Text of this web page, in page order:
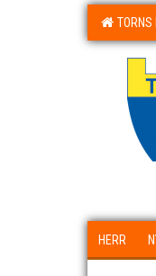
TORNS
HERR